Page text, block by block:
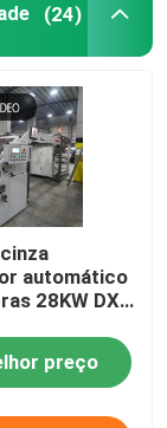
Quente
de corrente
(24)
automático
28KW DX-
preço